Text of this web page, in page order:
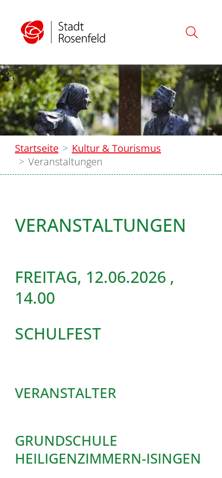
Startseite
Kultur & Tourismus
Veranstaltungen
VERANSTALTUNGEN
FREITAG, 12.06.2026 ,
14.00
SCHULFEST
VERANSTALTER
GRUNDSCHULE
HEILIGENZIMMERN-ISINGEN